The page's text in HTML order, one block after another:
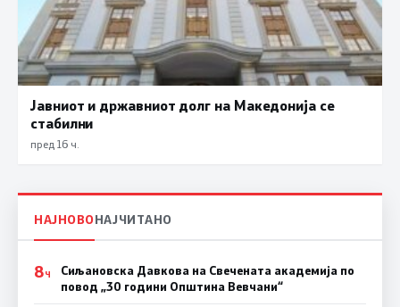
Јавниот и државниот долг на Македонија се
стабилни
пред 16 ч.
НАЈНОВОНАЈЧИТАНО
8Ч
Сиљановска Давкова на Свечената академија по
повод „30 години Општина Вевчани“